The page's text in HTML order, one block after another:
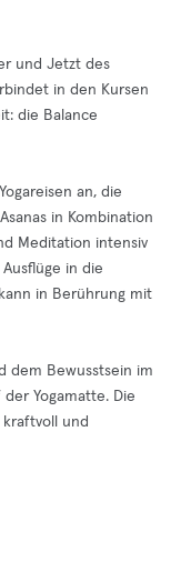
und Jetzt des
in den Kursen
die Balance
an, die
in Kombination
Meditation intensiv
in die
in Berührung mit
dem Bewusstsein im
Yogamatte. Die
und